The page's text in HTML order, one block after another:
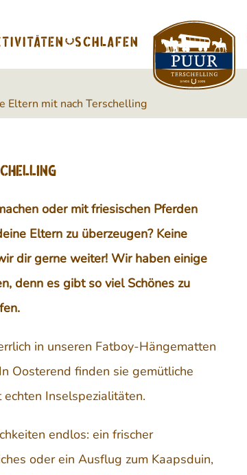
SCHLAFEN
Eltern mit nach Terschelling
oder mit friesischen Pferden
Eltern zu überzeugen? Keine
dir gerne weiter! Wir haben einige
denn es gibt so viel Schönes zu
in unseren Fatboy-Hängematten
Oosterend finden sie gemütliche
Inselspezialitäten.
endlos: ein frischer
oder ein Ausflug zum Kaapsduin,